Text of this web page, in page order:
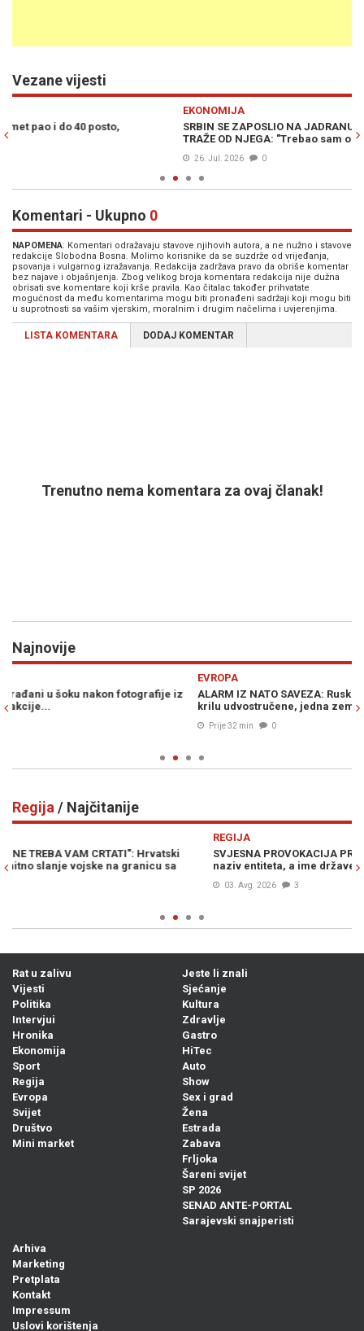
Vezane vijesti
SRBIN SE ZAPOSLIO NA JADRANU, ŠOKIRAO SE KAD JE VIDIO ŠTA
TRAŽE OD NJEGA: "Trebao sam odmah otići"
Komentari - Ukupno 0
NAPOMENA: Komentari odražavaju stavove njihovih autora, a ne nužno i stavove
redakcije Slobodna Bosna. Molimo korisnike da se suzdrže od vrijeđanja,
psovanja i vulgarnog izražavanja. Redakcija zadržava pravo da obriše komentar
bez najave i objašnjenja. Zbog velikog broja komentara redakcija nije dužna
obrisati sve komentare koji krše pravila. Kao čitalac također prihvatate
mogućnost da među komentarima mogu biti pronađeni sadržaji koji mogu biti
u suprotnosti sa vašim vjerskim, moralnim i drugim načelima i uvjerenjima.
LISTA KOMENTARA DODAJ KOMENTAR
Trenutno nema komentara za ovaj članak!
Najnovije
ALARM IZ NATO SAVEZA: Ruske vojne provokacije na istočnom
krilu udvostručene, jedna zemlja na udaru...
Regija / Najčitanije
SVJESNA PROVOKACIJA PREDSJEDNIKA SRBIJE: Vučić promašio
naziv entiteta, a ime države prešutio (VIDEO)
Rat u zalivu
Vijesti
Politika
Intervjui
Hronika
Ekonomija
Sport
Regija
Evropa
Svijet
Društvo
Mini market
Jeste li znali
Sjećanje
Kultura
Zdravlje
Gastro
HiTec
Auto
Show
Sex i grad
Žena
Estrada
Zabava
Frljoka
Šareni svijet
SP 2026
SENAD ANTE-PORTAL
Sarajevski snajperisti
Arhiva
Marketing
Pretplata
Kontakt
Impressum
Uslovi korištenja